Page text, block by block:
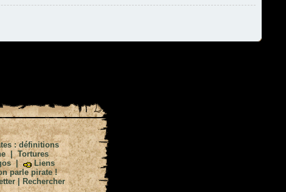
: définitions
|Tortures
|
Liens
parle pirate !
| Rechercher